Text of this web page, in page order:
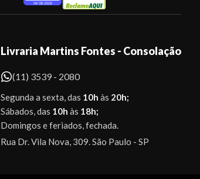
Livraria Martins Fontes - Consolação
(11) 3539 - 2080
Segunda a sexta, das 10h às 20h;
Sábados, das 10h às 18h;
Domingos e feriados, fechada.
Rua Dr. Vila Nova, 309. São Paulo - SP